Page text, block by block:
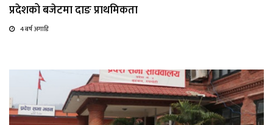
प्रदेशको बजेटमा दाङ प्राथमिकता
4 बर्ष अगाडि